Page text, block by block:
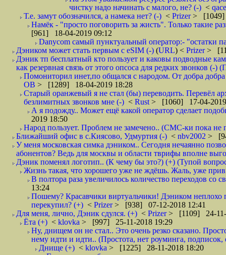
чистку надо начинать с малого, не? (-) <
Т.е. замут обозначился, а намека нет? (-) < Prizer> [1049]
Намёк - "просто поговорить за жисть". Только такие
[961] 18-04-2019 09:12
Danycom самый пунктуальный оператор:- "остатки
Дэником может стать первым с еSIM (-) (URL) < Prizer>
Дэник тп бесплатный кто пользует и каковы подводные
как резервная связь от этого опсоса для редких звонков (-)
Помониторил инет,по общался с народом. От добра
ОВ > [1289] 18-04-2019 18:28
Старый оранжевый я не стал (бы) переводить. Перевёл
безлимитных звонков мне (-) < Rust > [1060] 17-04-
А я подожду.. Может ещё какой оператор сделает
2019 18:50
Народ пользует. Проблем не замечено.. (СМС-ки пока
Ближайший офис в с.Киясово, Удмуртия (-) < nbv2002 >
У меня московская симка дэником.. Сегодня нечаянно
абонентов? Ведь для москвы и области тврифы вполне
Дэник поменял логотип.. (К чему бы это?) (+) (Тупой
Жизнь такая, что хорошего уже не ждёшь. Жаль, уже
В полтора раза увеличилось количество переходов
13:24
Пошему? Красавчики виртуальчики! Дэником
перекупил? (+) < Prizer> [938] 07-12-2018 12:41
Для меня, лично, Дэник сдулся. (+) < Prizer> [1109] 24-11-
Ёта (+) < klovka > [997] 25-11-2018 19:29
Ну, днищем он не стал.. Это очень резко сказано.
нему идти и идти.. (Простота, нет роуминга,
Днище (+) < klovka > [1225] 28-11-2018 18:20